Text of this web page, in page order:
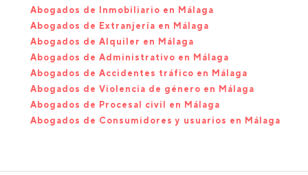
Abogados de Inmobiliario en Málaga
Abogados de Extranjería en Málaga
Abogados de Alquiler en Málaga
Abogados de Administrativo en Málaga
Abogados de Accidentes tráfico en Málaga
Abogados de Violencia de género en Málaga
Abogados de Procesal civil en Málaga
Abogados de Consumidores y usuarios en Málaga